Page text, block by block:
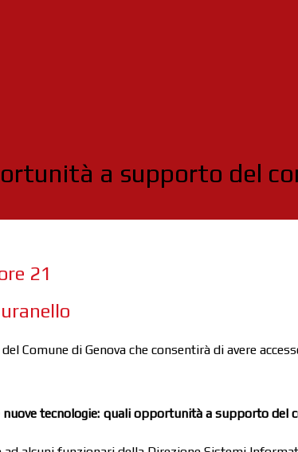
a supporto del
21
Comune di Genova che consentirà di avere
nuove tecnologie: quali opportunità a supporto del